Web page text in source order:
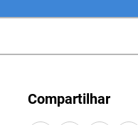
Compartilhar